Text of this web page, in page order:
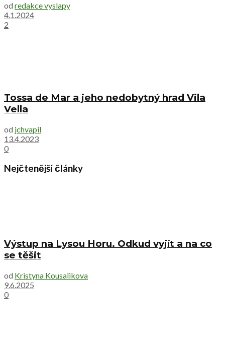
od redakce vyslapy
4.1.2024
2
Tossa de Mar a jeho nedobytný hrad Vila
Vella
od jchvapil
13.4.2023
0
Nejčtenější články
Výstup na Lysou Horu. Odkud vyjít a na co
se těšit
od Kristyna Kousalikova
9.6.2025
0